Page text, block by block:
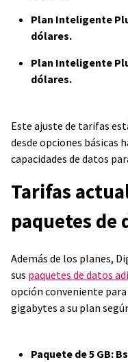
Plan Inteligente
dólares.
Plan Inteligente
dólares.
Este ajuste de tarifas
desde opciones básicas
capacidades de datos
Tarifas
paquetes de
Además de los planes,
sus paquetes de datos
opción conveniente para
gigabytes a su plan
Paquete de 5 GB: